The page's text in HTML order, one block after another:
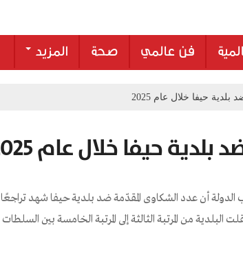
فن عالمي صحة المزيد
حيفا خلال عام 2025
حيفا خلال عام 2025
أن عدد الشكاوى المقدّمة ضد بلدية حيفا شهد تراجعًا
انتقلت البلدية من المرتبة الثالثة إلى المرتبة الخامسة بين السلطات